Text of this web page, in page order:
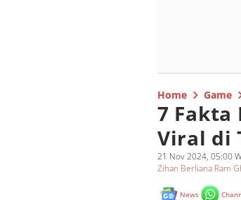
Home Game
7 Fakta
Viral di
21 Nov 2024, 05:00
Zihan Berliana Ram
News